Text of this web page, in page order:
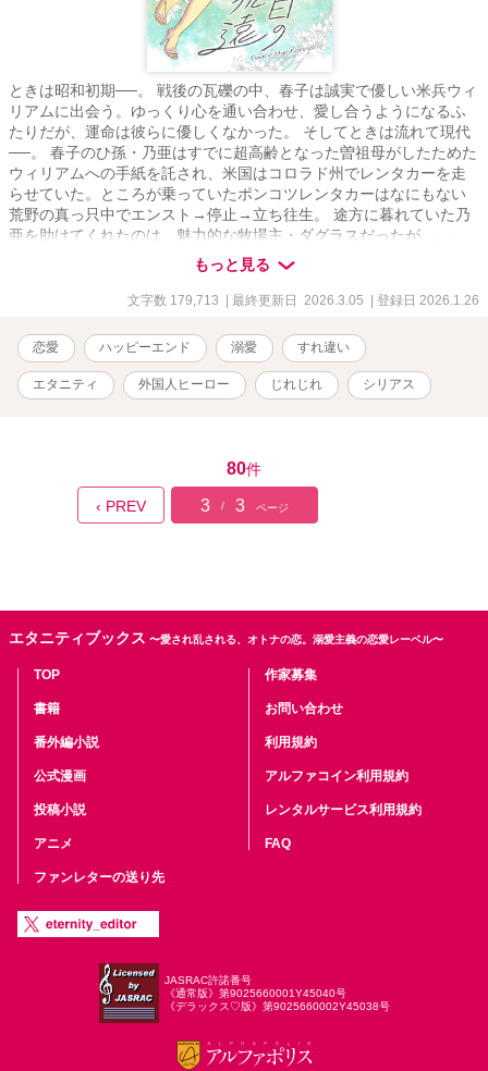
ときは昭和初期──。 戦後の瓦礫の中、春子は誠実で優しい米兵ウィ
リアムに出会う。ゆっくり心を通い合わせ、愛し合うようになるふ
たりだが、運命は彼らに優しくなかった。 そしてときは流れて現代
──。 春子のひ孫・乃亜はすでに超高齢となった曽祖母がしたためた
ウィリアムへの手紙を託され、米国はコロラド州でレンタカーを走
らせていた。ところが乗っていたポンコツレンタカーはなにもない
荒野の真っ只中でエンスト→停止→立ち往生。 途方に暮れていた乃
亜を助けてくれたのは、魅力的な牧場主・ダグラスだったが……。
二世代にわたる愛の軌跡の物語。 それぞれの時代にそれぞれの男女
が選ぶ、恋の行方は。 【実在する地名・国名などが度々登場します
が、あくまでフィクションであり、実際のものとは関係ありませ
も掲載。表紙画像はコマKoma様によるものです、無断転載禁止】
もっと見る
文字数 179,713 | 最終更新日 2026.3.05 | 登録日 2026.1.26
恋愛 ハッピーエンド 溺愛 すれ違い
エタニティ 外国人ヒーロー じれじれ シリアス
80件
‹ PREV 3 / 3 ページ
エタニティブックス 〜愛され乱される、オトナの恋。溺愛主義の恋愛レーベル〜
TOP
書籍
番外編小説
公式漫画
投稿小説
アニメ
ファンレターの送り先
作家募集
お問い合わせ
利用規約
アルファコイン利用規約
レンタルサービス利用規約
FAQ
JASRAC許諾番号
《通常版》第9025660001Y45040号
《デラックス♡版》第9025660002Y45038号